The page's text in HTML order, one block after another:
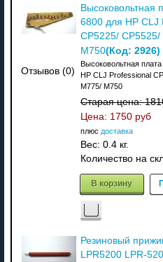
Отзывов (0)
Высоковольтная
6800 для HP CLJ
CP5225/ CP5525/
M750(Код: 2926)
Высоковольтная
HP CLJ Professional
M775/ M750
Старая цена:
Цена: 1750 руб
плюс доставка
Вес: 0.4 кг.
Количество на
В корзину
Резиновый
LPR5200 LPR-